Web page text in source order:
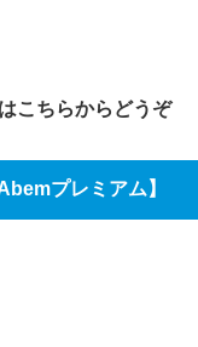
こちらからどうぞ
プレミアム】